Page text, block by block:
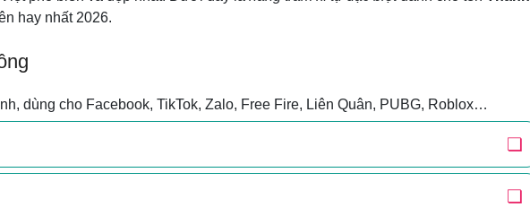
hay nhất 2026.
dùng cho Facebook, TikTok, Zalo, Free Fire, Liên Quân, PUBG, Roblox…
❏
❏